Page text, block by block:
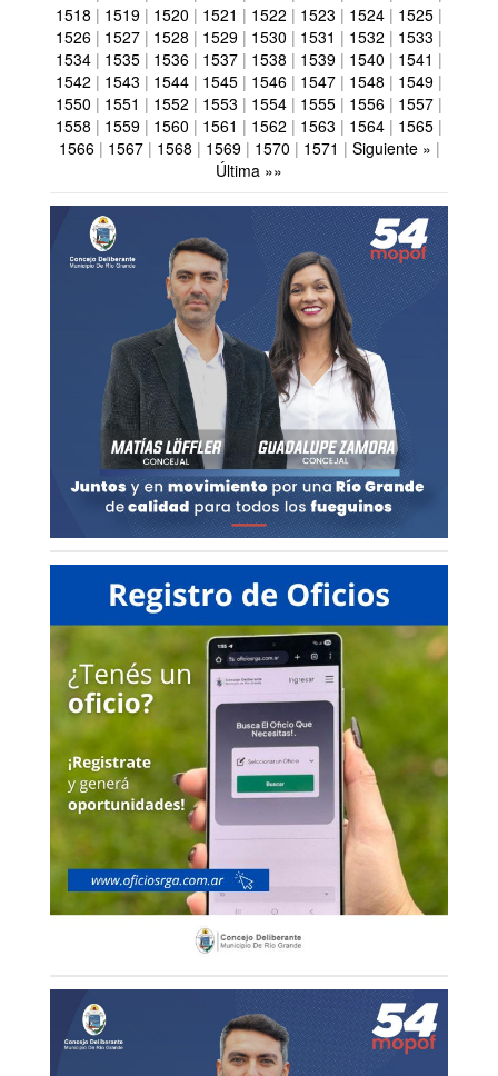
1518 | 1519 | 1520 | 1521 | 1522 | 1523 | 1524 | 1525 |
1526 | 1527 | 1528 | 1529 | 1530 | 1531 | 1532 | 1533 |
1534 | 1535 | 1536 | 1537 | 1538 | 1539 | 1540 | 1541 |
1542 | 1543 | 1544 | 1545 | 1546 | 1547 | 1548 | 1549 |
1550 | 1551 | 1552 | 1553 | 1554 | 1555 | 1556 | 1557 |
1558 | 1559 | 1560 | 1561 | 1562 | 1563 | 1564 | 1565 |
1566| 1567| 1568 | 1569| 1570 | 1571 | Siguiente » |
Última »»